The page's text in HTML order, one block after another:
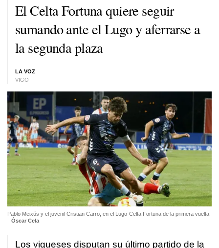
El Celta Fortuna quiere seguir
sumando ante el Lugo y aferrarse a
la segunda plaza
LA VOZ
VIGO
Pablo Meixús y el juvenil Cristian Carro, en el Lugo-Celta Fortuna de la primera vuelta.
Óscar Cela
Los vigueses disputan su último partido de la